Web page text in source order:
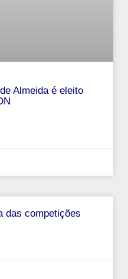
Almeida é eleito
das competições